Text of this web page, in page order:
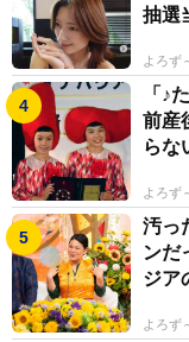
抽選
よろず
「♪
前産
らな
よろず
汚っ
ンだ
ジア
よろず